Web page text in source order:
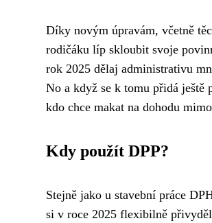
Díky novým úpravám, včetně
rodičáku líp skloubit svoje
rok 2025 dělaj administrativu
No a když se k tomu přidá ještě
kdo chce makat na dohodu
Kdy použít DPP?
Stejně jako u stavební práce
si v roce 2025 flexibilně